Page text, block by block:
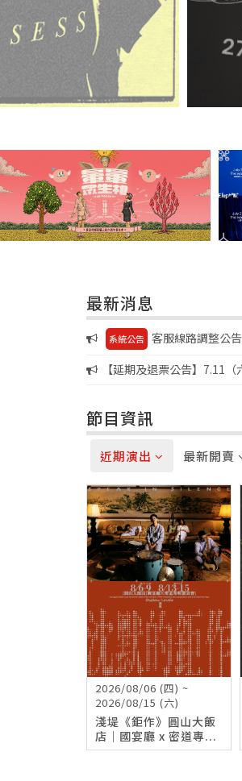
最新消息
系統公告
客服線路調整公告
【延期及退票公告】7.11
節目資訊
近期演出 最新開賣
2026/08/06 (四) ~
2026/08/15 (六)
淺堤《鉅作》圓山大飯
店｜國宴廳 x 密道專...